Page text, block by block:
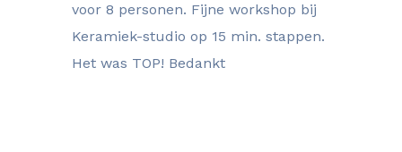
voor 8 personen. Fijne workshop bij
Keramiek-studio op 15 min. stappen.
Het was TOP! Bedankt